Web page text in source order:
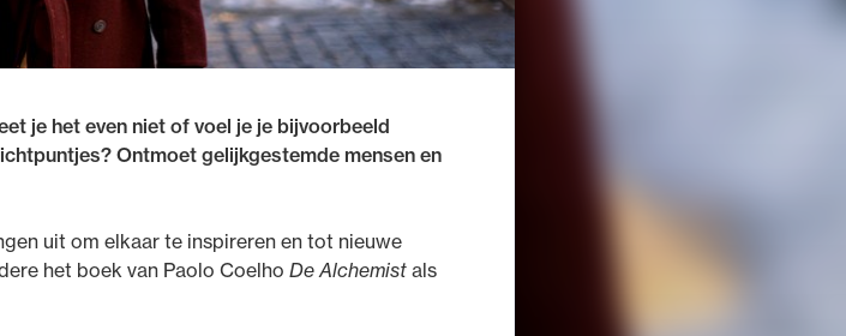
je het even niet of voel je je bijvoorbeeld
Ontmoet gelijkgestemde mensen en
uit om elkaar te inspireren en tot nieuwe
het boek van Paolo Coelho De Alchemist als